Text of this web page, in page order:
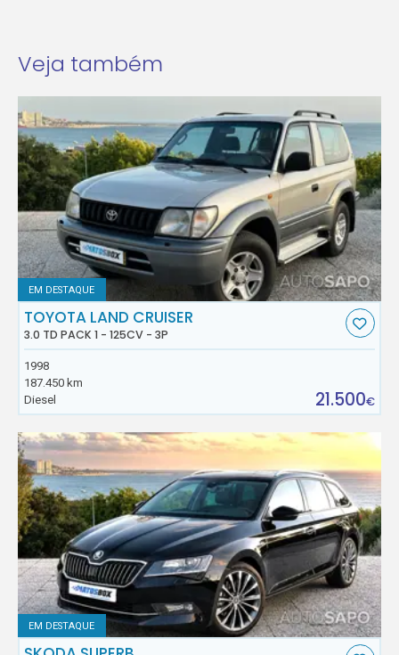
Veja também
EM DESTAQUE
TOYOTA LAND CRUISER
3.0 TD PACK 1 - 125CV - 3P
1998
187.450 km
Diesel
21.500€
EM DESTAQUE